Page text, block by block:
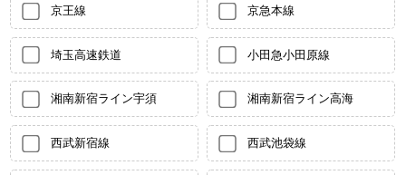
京王線 京急本線
埼玉高速鉄道 小田急小田原線
湘南新宿ライン宇須 湘南新宿ライン高海
西武新宿線 西武池袋線